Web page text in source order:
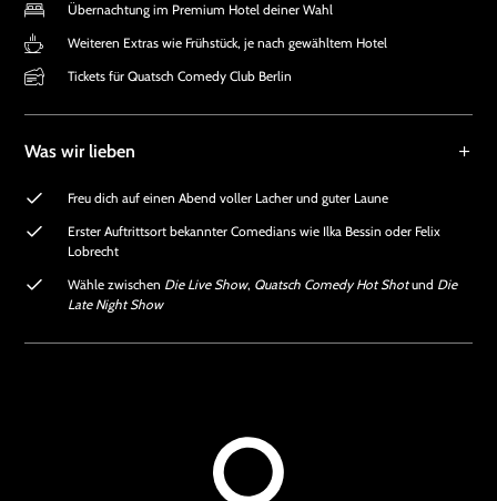
Übernachtung im Premium Hotel deiner Wahl
Weiteren Extras wie Frühstück, je nach gewähltem Hotel
Tickets für Quatsch Comedy Club Berlin
Was wir lieben
Freu dich auf einen Abend voller Lacher und guter Laune
Erster Auftrittsort bekannter Comedians wie Ilka Bessin oder Felix
Lobrecht
Wähle zwischen Die Live Show, Quatsch Comedy Hot Shotund Die
Late Night Show